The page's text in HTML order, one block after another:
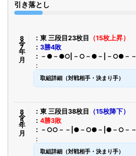
引き落とし
令8年7月 東 三段目23枚目
（15枚上昇）
3勝4敗
－●－●○|－○－●－|－○●－－
取組詳細（対戦相手・決まり手）
令8年5月 東 三段目38枚目
（15枚降下）
4勝3敗
－○○－－|●－○●－|●－○－－
取組詳細（対戦相手・決まり手）